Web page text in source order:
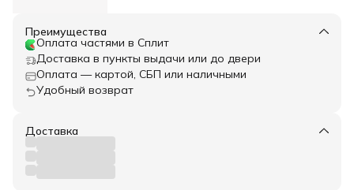
Преимущества
Оплата частями в Сплит
Доставка в пункты выдачи или до двери
Оплата — картой, СБП или наличными
Удобный возврат
Доставка